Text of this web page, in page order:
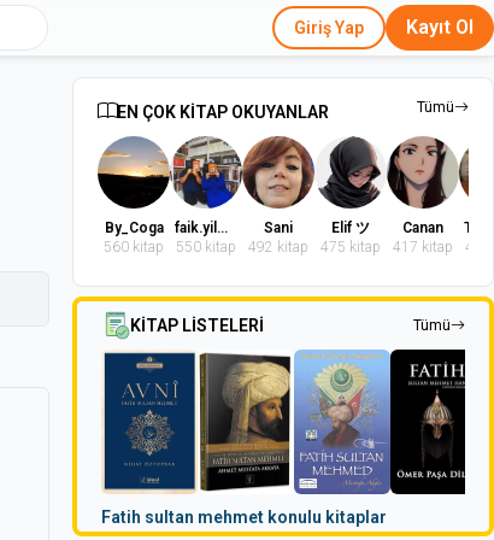
Giriş Yap Kayıt Ol
EN ÇOK KİTAP OKUYANLAR Tümü
By_Coga
560 kitap
faik.yilmaz.9
550 kitap
Sani
492 kitap
Elif ツ
475 kitap
Canan
417 kitap
402
KİTAP LİSTELERİ Tümü
Fatih sultan mehmet konulu kitaplar